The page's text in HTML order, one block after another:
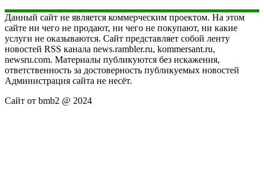
Данный сайт не является коммерческим проектом. На этом
сайте ни чего не продают, ни чего не покупают, ни какие
услуги не оказываются. Сайт представляет собой ленту
новостей RSS канала news.rambler.ru, kommersant.ru,
newsru.com. Материалы публикуются без искажения,
ответственность за достоверность публикуемых новостей
Администрация сайта не несёт.
Сайт от bmb2 @ 2024